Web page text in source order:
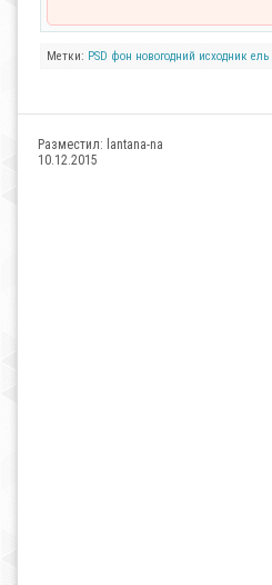
Метки: PSD фон новогодний исходник ель
Разместил: lantana-na
10.12.2015